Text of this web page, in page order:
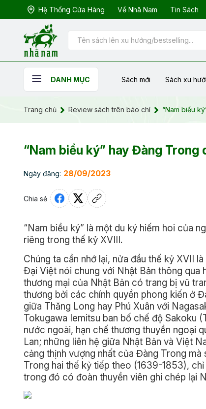
Hệ Thống Cửa Hàng Về Nhã Nam Tin Sách
DANH MỤC Sách mới Sách xu
Trang chủ Review sách trên báo chí “Nam biều
“Nam biều ký” hay Đàng
Ngày đăng: 28/09/2023
Chia sẻ
“Nam biều ký” là một du ký hiếm hoi của
riêng trong thế kỷ XVIII.
Chúng ta cần nhớ lại, nửa đầu thế kỷ XVII
Đại Việt nói chung với Nhật Bản thông qua
thương mại của Nhật Bản có trang bị vũ
thương bởi các chính quyền phong kiến ở
giữa Thăng Long hay Phú Xuân với
Tokugawa Iemitsu ban bố chế độ Sakoku
nước ngoài, hạn chế thương thuyền ngoại
Lan; những liên hệ giữa Nhật Bản và Việt
cảng thịnh vượng nhất của Đàng Trong mà
Trong hai thế kỷ tiếp theo (1639-1853),
trong đó có đoàn thuyền viên ghi chép lại